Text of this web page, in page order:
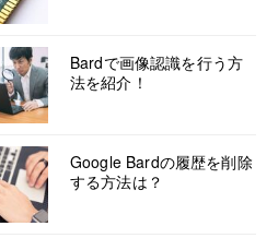
Bardで画像認識を行う方
法を紹介！
Google Bardの履歴を削除
する方法は？